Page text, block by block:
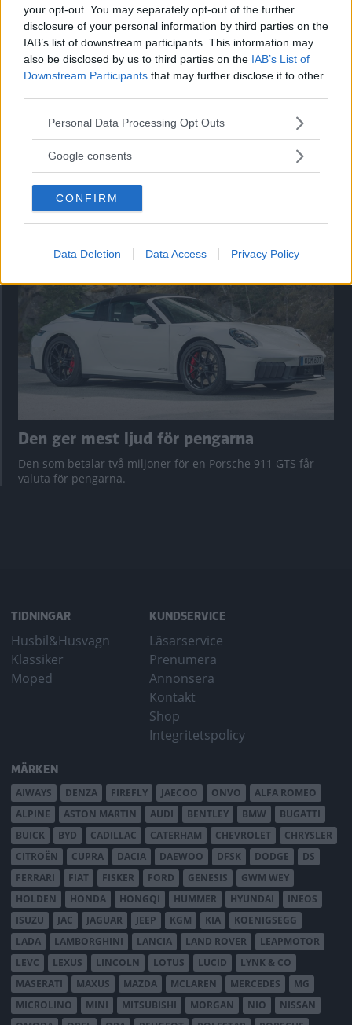
your opt-out. You may separately opt-out of the further
disclosure of your personal information by third parties on the
IAB’s list of downstream participants. This information may
also be disclosed by us to third parties on the IAB’s List of
Downstream Participants that may further disclose it to other
Please note that this website/app uses one or more Google
not limited to your visit or usage behaviour. You may click to
use your data for below specified purposes in below Google
consent section.
Personal Data Processing Opt Outs
Google consents
CONFIRM
Data Deletion Data Access Privacy Policy
Så står sig nya Toyota RAV4
Vi ställe nykomlingen mot Audi Q3 och Mazda CX-5.
Den ger mest ljud för pengarna
Den som betalar två miljoner för en Porsche 911 GTS får
valuta för pengarna.
TIDNINGAR
Husbil&Husvagn
Klassiker
Moped
KUNDSERVICE
Läsarservice
Prenumera
Annonsera
Kontakt
Shop
Integritetspolicy
MÄRKEN
AIWAYS DENZA FIREFLY JAECOO ONVO
ALFA ROMEO
ALPINE
ASTON MARTIN AUDI BENTLEY BMW
BUGATTI
BUICK
BYD CADILLAC CATERHAM CHEVROLET
CHRYSLER
CITROËN
CUPRA DACIA DAEWOO DFSK DODGE
DS
FERRARI
FIAT FISKER FORD GENESIS
GWM WEY
HOLDEN
HONDA HONGQI HUMMER HYUNDAI
INEOS
ISUZU
JAC JAGUAR JEEP KGM KIA
KOENIGSEGG
LADA
LAMBORGHINI LANCIA LAND ROVER
LEAPMOTOR
LEVC
LEXUS LINCOLN LOTUS LUCID
LYNK & CO
MASERATI
MAXUS MAZDA MCLAREN MERCEDES
MG
MICROLINO
MINI MITSUBISHI MORGAN NIO
NISSAN